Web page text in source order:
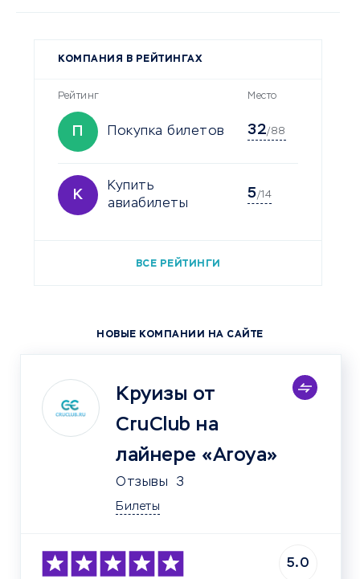
КОМПАНИЯ В РЕЙТИНГАХ
Рейтинг Место
П Покупка билетов 32/88
К
Купить
авиабилеты
5/14
ВСЕ РЕЙТИНГИ
НОВЫЕ КОМПАНИИ НА САЙТЕ
Круизы от
CruClub на
лайнере «Aroya»
Отзывы 3
Билеты
5.0